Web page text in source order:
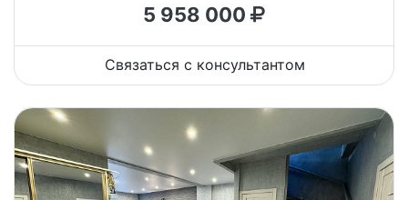
5 958 000
Связаться с консультантом